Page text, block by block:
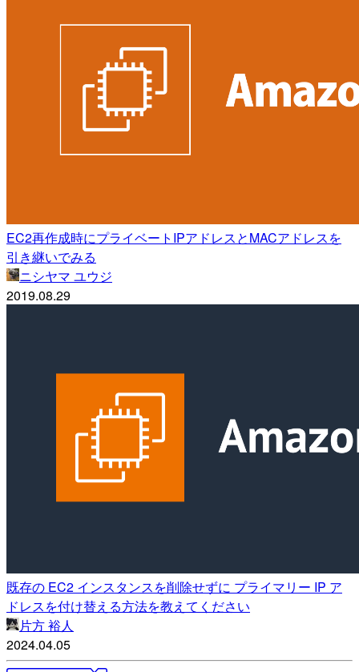
EC2再作成時にプライベートIPアドレスとMACアドレスを
引き継いでみる
ニシヤマ ユウジ
2019.08.29
既存の EC2 インスタンスを削除せずに プライマリー IP ア
ドレスを付け替える方法を教えてください
片方 裕人
2024.04.05